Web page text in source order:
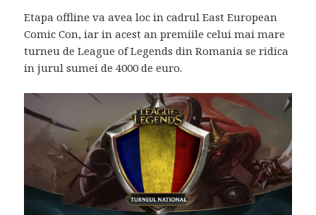
Etapa offline va avea loc in cadrul East European
Comic Con, iar in acest an premiile celui mai mare
turneu de League of Legends din Romania se ridica
in jurul sumei de 4000 de euro.